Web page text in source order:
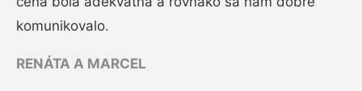
komunikovalo.
RENÁTA A MARCEL